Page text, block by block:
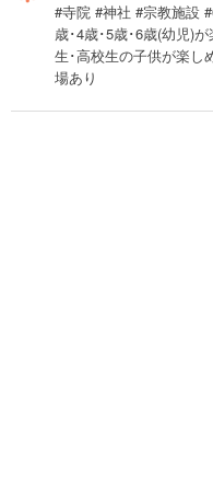
#寺院 #神社 #宗教施設
歳･4歳･5歳･6歳(幼児)
生･高校生の子供が楽し
場あり